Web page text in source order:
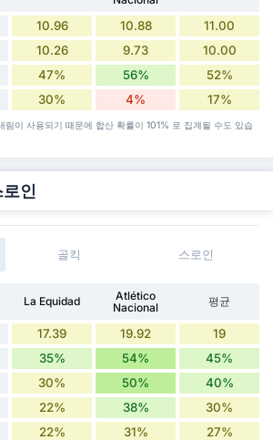
10.96 10.88 11.00
10.26 9.73 10.00
47% 56% 52%
30% 4% 17%
림이 사용되기 때문에 합산 확률이 101% 로 집계될 수도 있습
인
골킥 스로인
La Equidad
Atlético
Nacional
평균
17.39 19.92 19
35% 54% 45%
30% 50% 40%
22% 38% 30%
22% 31% 27%